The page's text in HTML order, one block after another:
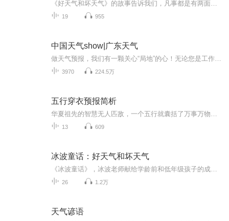
19 955
中国天气show|广东天气
3970 224.5万
五行穿衣预报简析
13 609
冰波童话：好天气和坏天气
26 1.2万
天气谚语